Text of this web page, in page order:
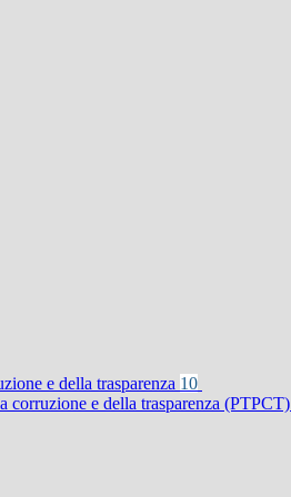
e della trasparenza 10
corruzione e della trasparenza (PTPCT)